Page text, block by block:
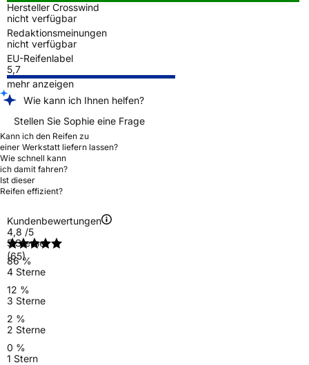
Hersteller Crosswind
nicht verfügbar
Redaktionsmeinungen
nicht verfügbar
EU-Reifenlabel
5,7
mehr anzeigen
Wie kann ich Ihnen helfen?
Stellen Sie Sophie eine Frage
Kann ich den Reifen zu
einer Werkstatt liefern lassen?
Wie schnell kann
ich damit fahren?
Ist dieser
Reifen effizient?
Kundenbewertungen
4,8 /5
(65)
5 Sterne
86 %
4 Sterne
12 %
3 Sterne
2 %
2 Sterne
0 %
1 Stern